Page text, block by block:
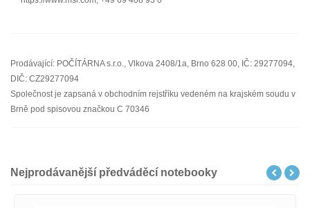
Prodávající: POČÍTÁRNA s.r.o., Vlkova 2408/1a, Brno 628 00, IČ: 29277094,
DIČ: CZ29277094
Společnost je zapsaná v obchodním rejstříku vedeném na krajském soudu v
Brně pod spisovou značkou C 70346
Nejprodávanější předváděcí notebooky